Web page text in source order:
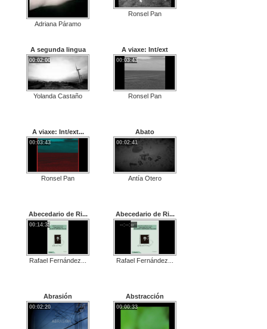
Adriana Páramo
Ronsel Pan
A segunda lingua
00:02:00
Yolanda Castaño
A viaxe: Int/ext
00:03:43
Ronsel Pan
A viaxe: Int/ext...
00:03:43
Ronsel Pan
Abato
00:02:41
Antía Otero
Abecedario de Ri...
00:14:35
Rafael Fernández...
Abecedario de Ri...
--:--:--
Rafael Fernández...
Abrasión
00:02:20
Abstracción
00:00:33